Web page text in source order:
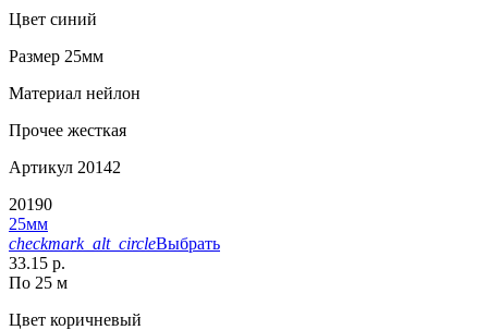
Цвет синий
Размер 25мм
Материал нейлон
Прочее жесткая
Артикул 20142
20190
25мм
checkmark_alt_circleВыбрать
33.15 р.
По 25 м
Цвет коричневый